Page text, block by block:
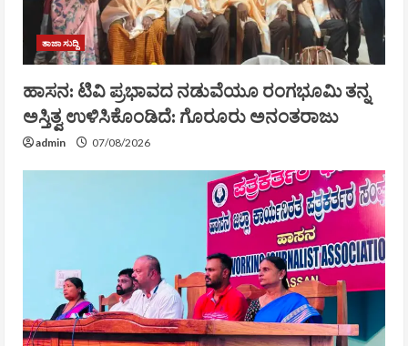
ತಾಜಾ ಸುದ್ದಿ
ಹಾಸನ: ಟಿವಿ ಪ್ರಭಾವದ ನಡುವೆಯೂ ರಂಗಭೂಮಿ ತನ್ನ
ಅಸ್ತಿತ್ವ ಉಳಿಸಿಕೊಂಡಿದೆ: ಗೊರೂರು ಅನಂತರಾಜು
admin 07/08/2026